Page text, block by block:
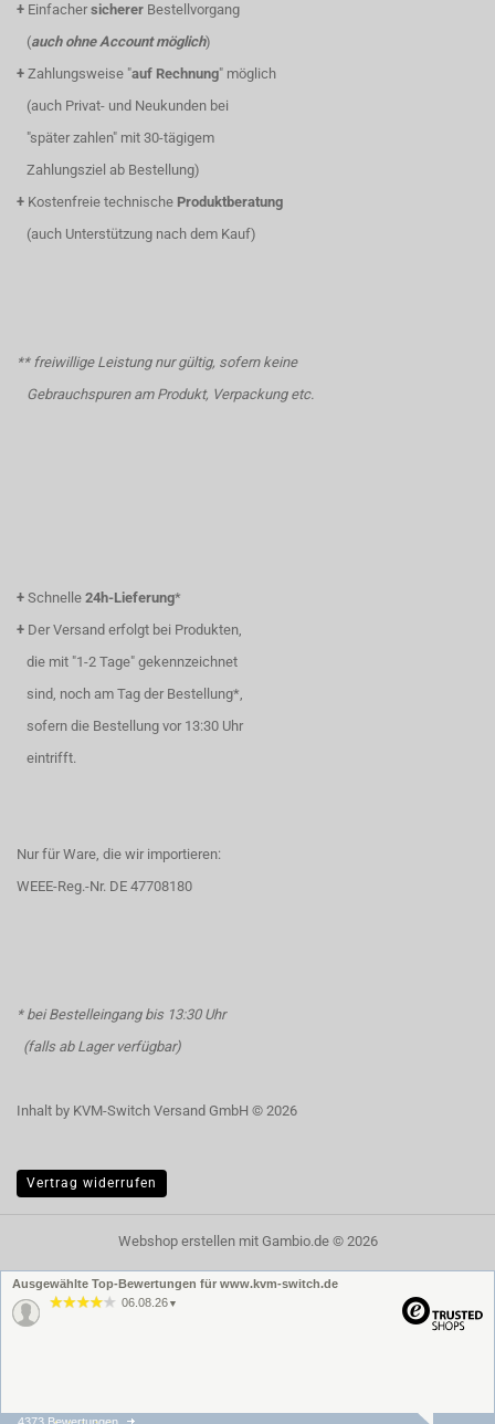
+ Einfacher sicherer Bestellvorgang
(auch ohne Account möglich)
+ Zahlungsweise "auf Rechnung" möglich
(auch Privat- und Neukunden bei
"später zahlen" mit 30-tägigem
Zahlungsziel ab Bestellung)
+ Kostenfreie technische Produktberatung
(auch Unterstützung nach dem Kauf)
** freiwillige Leistung nur gültig, sofern keine
Gebrauchspuren am Produkt, Verpackung etc.
+ Schnelle 24h-Lieferung*
+ Der Versand erfolgt bei Produkten,
die mit "1-2 Tage" gekennzeichnet
sind, noch am Tag der Bestellung*,
sofern die Bestellung vor 13:30 Uhr
eintrifft.
Nur für Ware, die wir importieren:
WEEE-Reg.-Nr. DE 47708180
* bei Bestelleingang bis 13:30 Uhr
(falls ab Lager verfügbar)
Inhalt by KVM-Switch Versand GmbH © 2026
Vertrag widerrufen
Webshop erstellenmit Gambio.de © 2026
Ausgewählte Top-Bewertungen für www.kvm-switch.de
06.08.26 ▼